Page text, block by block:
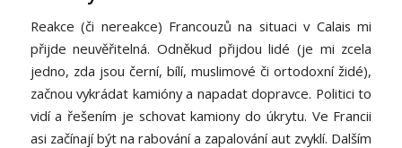
Reakce (či nereakce) Francouzů na situaci v Calais mi
přijde neuvěřitelná. Odněkud přijdou lidé (je mi zcela
jedno, zda jsou černí, bílí, muslimové či ortodoxní židé),
začnou vykrádat kamióny a napadat dopravce. Politici to
vidí a řešením je schovat kamiony do úkrytu. Ve Francii
asi začínají být na rabování a zapalování aut zvyklí. Dalším